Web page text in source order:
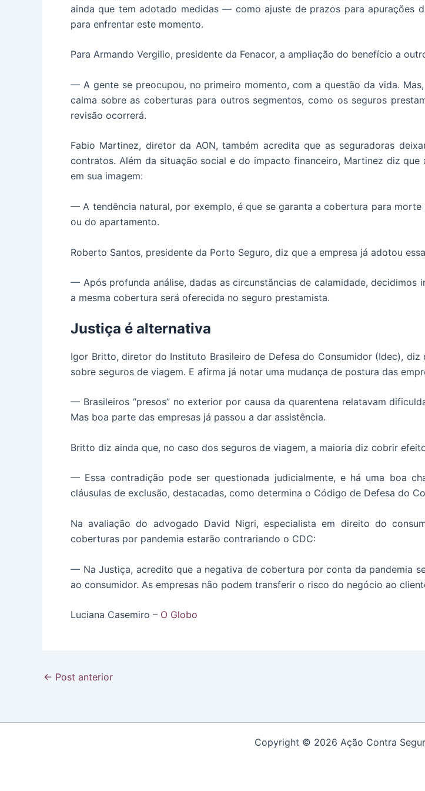
ainda que tem adotado medidas — como ajuste de prazos para apurações
para enfrentar este momento.
Para Armando Vergilio, presidente da Fenacor, a ampliação do benefício a
— A gente se preocupou, no primeiro momento, com a questão da vida.
calma sobre as coberturas para outros segmentos, como os seguros
revisão ocorrerá.
Fabio Martinez, diretor da AON, também acredita que as seguradoras
contratos. Além da situação social e do impacto financeiro, Martinez diz
em sua imagem:
— A tendência natural, por exemplo, é que se garanta a cobertura para
ou do apartamento.
Roberto Santos, presidente da Porto Seguro, diz que a empresa já adotou
— Após profunda análise, dadas as circunstâncias de calamidade,
a mesma cobertura será oferecida no seguro prestamista.
Justiça é alternativa
Igor Britto, diretor do Instituto Brasileiro de Defesa do Consumidor (Idec),
sobre seguros de viagem. E afirma já notar uma mudança de postura das
— Brasileiros “presos” no exterior por causa da quarentena relatavam
Mas boa parte das empresas já passou a dar assistência.
Britto diz ainda que, no caso dos seguros de viagem, a maioria diz cobrir
— Essa contradição pode ser questionada judicialmente, e há uma boa
cláusulas de exclusão, destacadas, como determina o Código de Defesa do
Na avaliação do advogado David Nigri, especialista em direito do
coberturas por pandemia estarão contrariando o CDC:
— Na Justiça, acredito que a negativa de cobertura por conta da pandemia
ao consumidor. As empresas não podem transferir o risco do negócio ao
Luciana Casemiro – O Globo
Post
← Post anterior
Copyright © 2026 Ação Contra